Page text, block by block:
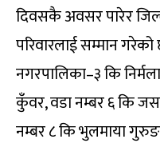
दिवसकै अवसर पारेर
परिवारलाई सम्मान
नगरपालिका–३ कि
कुँवर, वडा नम्बर ६ कि
नम्बर ८ कि भुलमाया